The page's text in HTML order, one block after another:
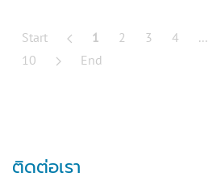
Start 1 2 3 4 ...
10
End
ติดต่อเรา